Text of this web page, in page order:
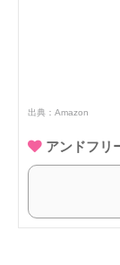
出典： Amazon
アンドフリ